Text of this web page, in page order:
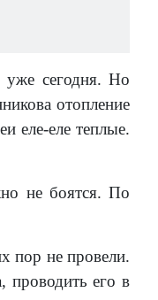
уже сегодня. Но
отопление
еле-еле теплые.
не боятся. По
пор не провели.
проводить его в